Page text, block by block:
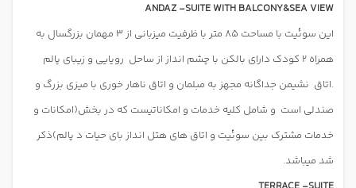
ANDAZ -SUITE WITH BALCONY&SEA VIEW
این سوئیت با مساحت 85 متر با ظرفیت میزبانی از 3 مهمان بزرگسال به
همراه 2 کودک دارای بالکن با چشم انداز از ساحل
رویایی و زیبای پالم
.اتاق نشیمن جداگانه مجهز به مبلمان و اتاق ناهار خوری با میزی بزرگ و
صندلی است و شامل کلیه خدمات و امکاناتیست که در بخش(امکانات و
خدمات مشترک بین سوئیت و اتاق های هتل انداز بای حیات د پالم)ذکر
شد میباشد.